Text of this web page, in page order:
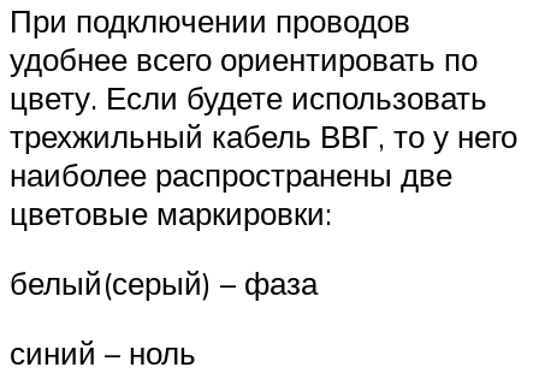
При подключении проводов
удобнее всего ориентировать по
цвету. Если будете использовать
трехжильный кабель ВВГ, то у него
наиболее распространены две
цветовые маркировки:
белый(серый) – фаза
синий – ноль